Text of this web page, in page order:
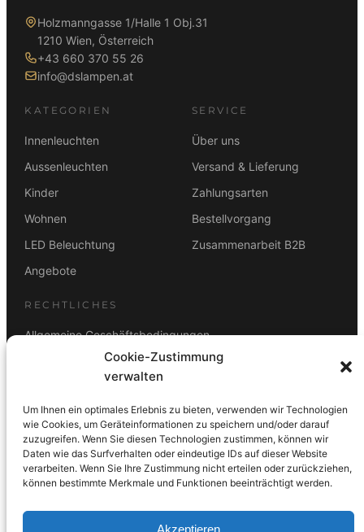
Cookie-Zustimmung
verwalten
Um Ihnen ein optimales Erlebnis zu bieten, verwenden wir Technologien
wie Cookies, um Geräteinformationen zu speichern und/oder darauf
zuzugreifen. Wenn Sie diesen Technologien zustimmen, können wir
Daten wie das Surfverhalten oder eindeutige IDs auf dieser Website
verarbeiten. Wenn Sie Ihre Zustimmung nicht erteilen oder zurückziehen,
können bestimmte Merkmale und Funktionen beeinträchtigt werden.
Akzeptieren
Holzmanngasse 1/Halle 1 Obj.31
1210 Wien, Österreich
+43 660 370 55 26
info@dslampen.at
KATEGORIEN
Innenleuchten
Aussenleuchten
Kinder
Wohnen
LED Beleuchtung
Angebote
SERVICE
Über uns
Versand & Lieferung
Zahlungsarten
Bestellvorgang
Zusammenarbeit B2B
RECHTLICHES
Allgemeine Geschäftsbedingungen
Rücktrittsbelehrung
ZAHLUNGSARTEN
Vorkasse Visa Mastercard Link PayPal
G-Pay